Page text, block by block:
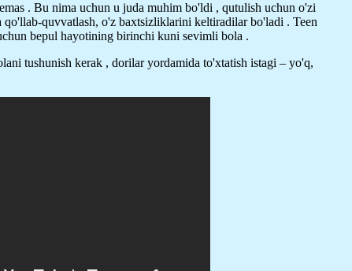
. Bu nima uchun u juda muhim bo'ldi , qutulish uchun o'zi
quvvatlash, o'z baxtsizliklarini keltiradilar bo'ladi . Teen
bepul hayotining birinchi kuni sevimli bola .
tushunish kerak , dorilar yordamida to'xtatish istagi – yo'q,